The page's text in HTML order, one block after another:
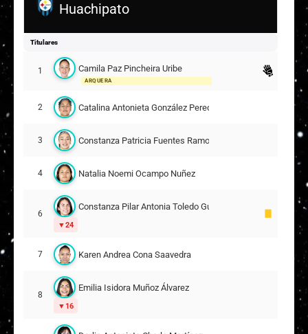
Huachipato
Titulares
1 Camila Paz Pincheira Uribe
ARQUERA
2 Catalina Antonieta González Peredo
3 Constanza Patricia Fuentes Ramos
4 Natalia Noemi Ocampo Nuñez
6
Constanza Pilar Antonia Toledo Guzmán
24
7 Karen Andrea Cona Saavedra
8
Emilia Isidora Muñoz Álvarez
16